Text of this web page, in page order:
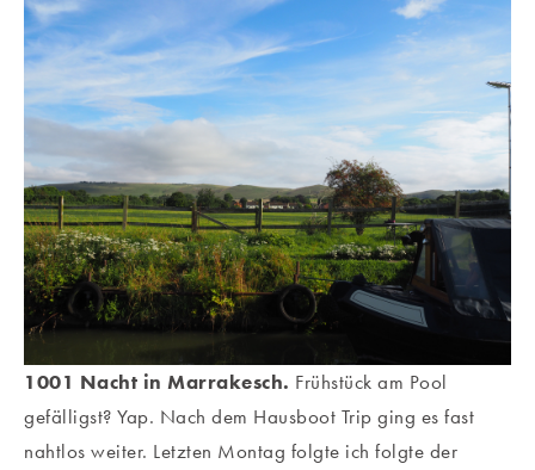
1001 Nacht in Marrakesch. Frühstück am Pool
gefälligst? Yap. Nach dem Hausboot Trip ging es fast
nahtlos weiter. Letzten Montag folgte ich folgte der